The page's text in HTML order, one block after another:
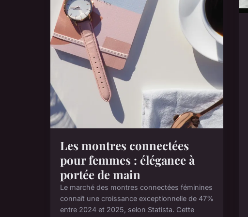
Les montres connectées
pour femmes : élégance à
portée de main
Le marché des montres connectées féminines
connaît une croissance exceptionnelle de 47%
entre 2024 et 2025, selon Statista. Cette